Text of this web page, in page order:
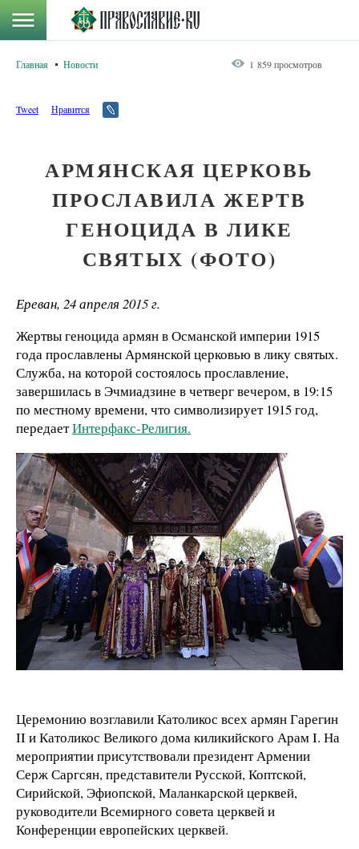
Главная Новости 1 859 просмотров
Tweet Нравится
АРМЯНСКАЯ ЦЕРКОВЬ
ПРОСЛАВИЛА ЖЕРТВ
ГЕНОЦИДА В ЛИКЕ
СВЯТЫХ (ФОТО)
Ереван, 24 апреля 2015 г.
Жертвы геноцида армян в Османской империи 1915
года прославлены Армянской церковью в лику святых.
Служба, на которой состоялось прославление,
завершилась в Эчмиадзине в четверг вечером, в 19:15
по местному времени, что символизирует 1915 год,
передаетИнтерфакс-Религия.
Церемонию возглавили Католикос всех армян Гарегин
II и Католикос Великого дома киликийского Арам I. На
мероприятии присутствовали президент Армении
Серж Саргсян, представители Русской, Коптской,
Сирийской, Эфиопской, Маланкарской церквей,
руководители Всемирного совета церквей и
Конференции европейских церквей.